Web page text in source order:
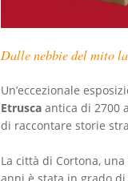
Dalle nebbie del mito
Un’eccezionale
Etrusca antica di 2700
di raccontare storie
La città di Cortona,